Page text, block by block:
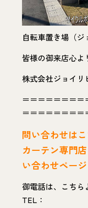
自転車置き場（ジ
皆様の御来店心よ
株式会社ジョイリ
＝＝＝＝＝＝＝
＝＝＝＝＝＝＝＝
問い合わせは
カーテン専門
い合わせページ
御電話は、こちら
TEL：